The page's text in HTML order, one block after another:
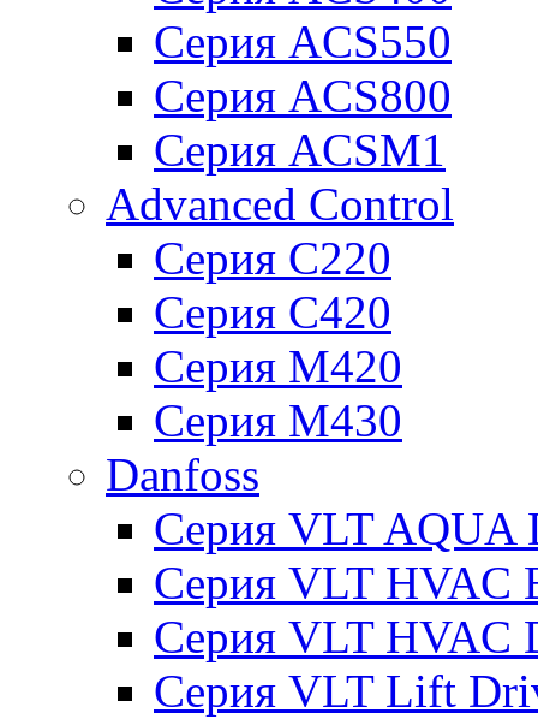
Серия ACS550
Серия ACS800
Серия ACSM1
Advanced Control
Серия C220
Серия C420
Серия M420
Серия M430
Danfoss
Серия VLT AQUA
Серия VLT HVAC
Серия VLT HVAC
Серия VLT Lift